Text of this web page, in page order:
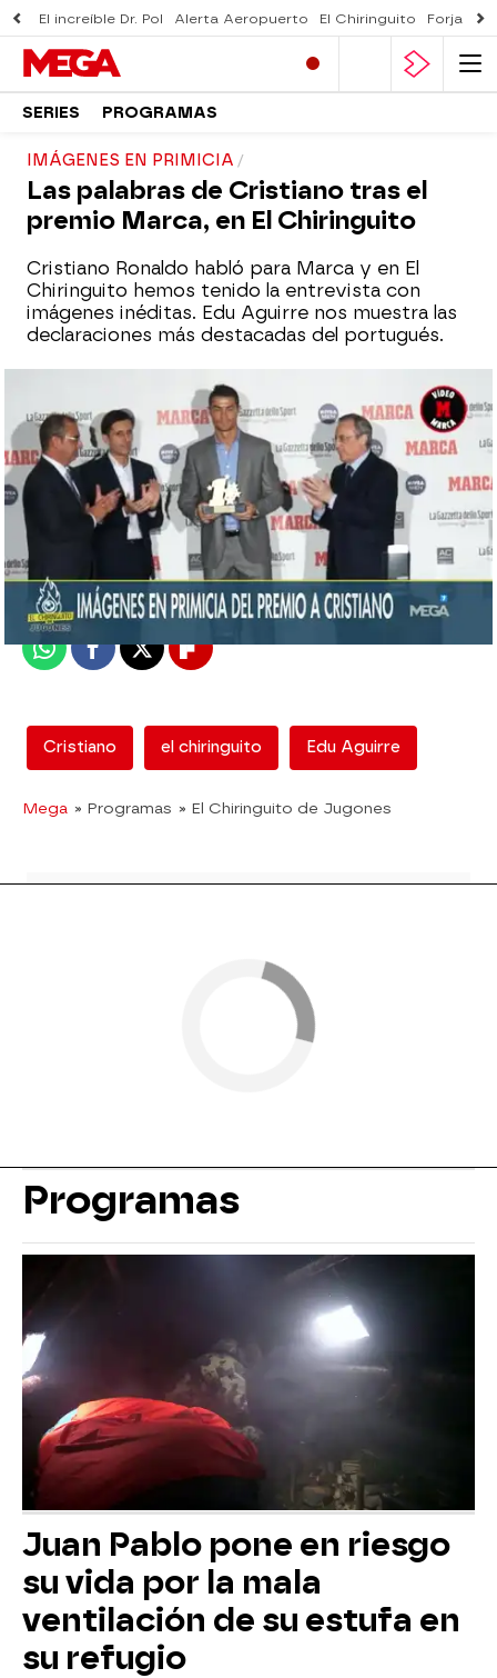
El increíble Dr. Pol Alerta Aeropuerto El Chiringuito Forjado
SERIES PROGRAMAS
IMÁGENES EN PRIMICIA
Las palabras de Cristiano tras el
premio Marca, en El Chiringuito
Cristiano Ronaldo habló para Marca y en El
Chiringuito hemos tenido la entrevista con
imágenes inéditas. Edu Aguirre nos muestra las
declaraciones más destacadas del portugués.
Madrid
Publicado:12 de febrero de 2018, 12:54
WhatsappFacebook
X Flipboard
Cristiano el chiringuito Edu Aguirre
Mega » Programas » El Chiringuito de Jugones
Programas
Juan Pablo pone en riesgo
su vida por la mala
ventilación de su estufa en
su refugio